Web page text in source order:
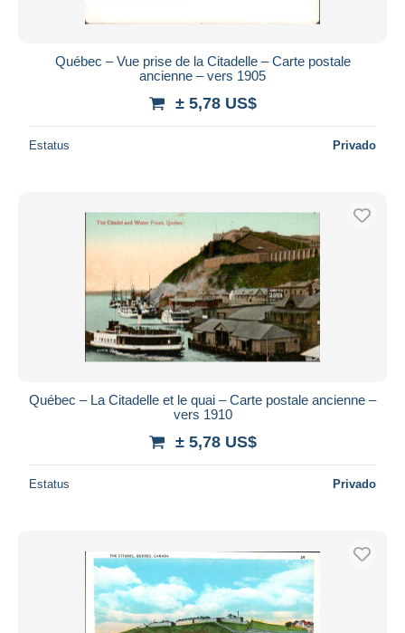
Québec – Vue prise de la Citadelle – Carte postale
ancienne – vers 1905
± 5,78 US$
Estatus Privado
Québec – La Citadelle et le quai – Carte postale ancienne –
vers 1910
± 5,78 US$
Estatus Privado